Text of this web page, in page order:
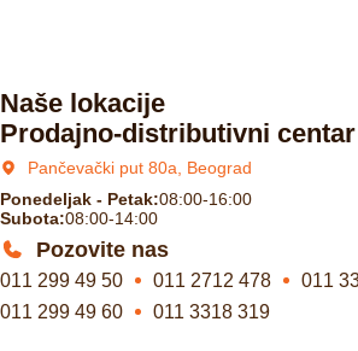
Naše lokacije
Prodajno-distributivni
Pančevački put 80a, Beograd
Ponedeljak - Petak:08:00-16:00
Subota:08:00-14:00
Pozovite nas
011 299 49 50 011 2712 478
011
011 299 49 60
011 3318 319